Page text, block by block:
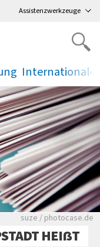
Assistenzwerkzeuge
.
Viele Zeitungen.
suze / photocase.de
HEIẞT